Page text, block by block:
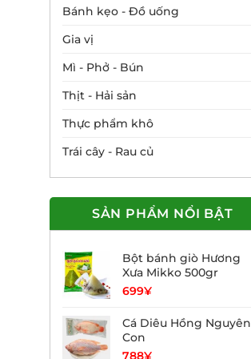
Bánh kẹo - Đồ uống
Gia vị
Mì - Phở - Bún
Thịt - Hải sản
Thực phẩm khô
Trái cây - Rau củ
SẢN PHẨM NỔI BẬT
Bột bánh giò Hương
Xưa Mikko 500gr
699¥
Cá Diêu Hồng Nguyên
Con
788¥